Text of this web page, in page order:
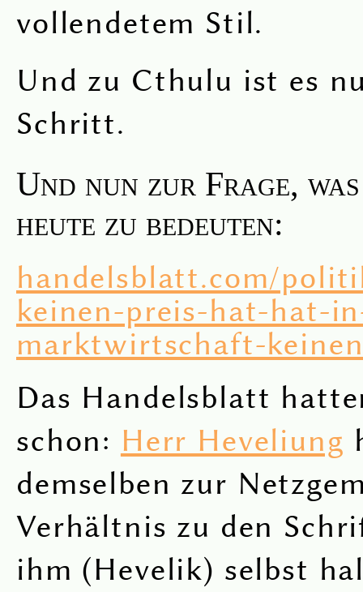
vollendetem Stil.
Und zu Cthulu ist es
Schritt.
Und nun zur Frage,
heute zu bedeuten:
handelsblatt.com/
keinen-preis-hat-hat-
marktwirtschaft-
Das Handelsblatt
schon: Herr Heveliung
demselben zur
Verhältnis zu den
ihm (Hevelik) selbst